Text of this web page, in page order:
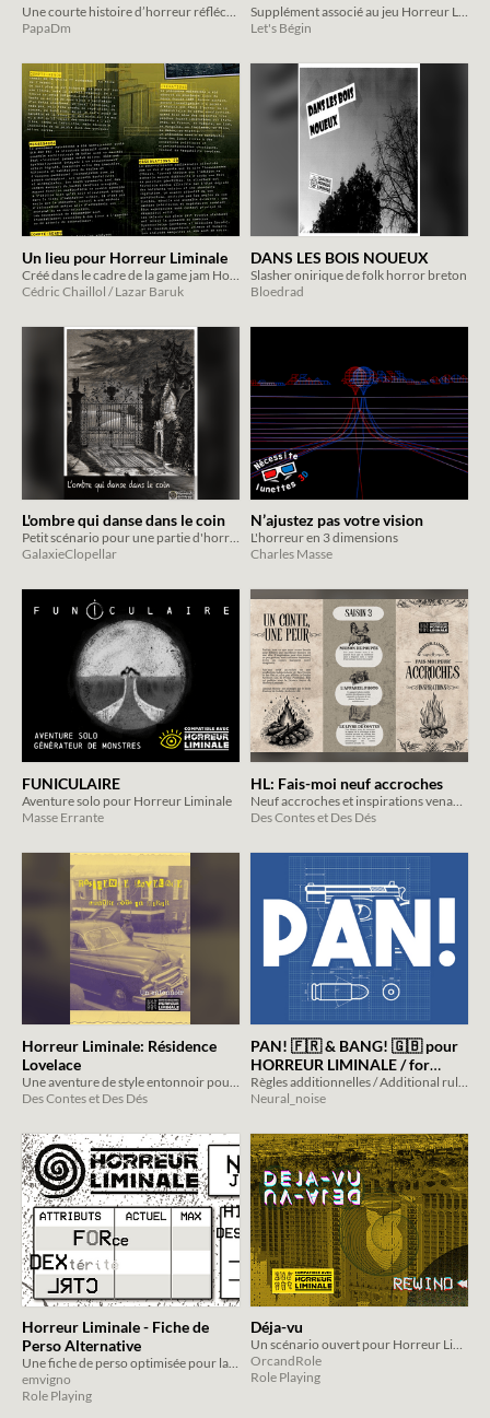
Une courte histoire d’horreur réfléchie pour 1 joueur et 1 meneur de jeu.
PapaDm
Supplément associé au jeu Horreur Liminale
Let's Bégin
Un lieu pour Horreur Liminale
Cédric Chaillol / Lazar Baruk
DANS LES BOIS NOUEUX
Slasher onirique de folk horror breton
Bloedrad
L'ombre qui danse dans le coin
Petit scénario pour une partie d'horreur liminale
GalaxieClopellar
N’ajustez pas votre vision
L'horreur en 3 dimensions
Charles Masse
FUNICULAIRE
Aventure solo pour Horreur Liminale
Masse Errante
HL: Fais-moi neuf accroches
Des Contes et Des Dés
Horreur Liminale: Résidence
Lovelace
Des Contes et Des Dés
PAN! 🇫🇷 & BANG! 🇬🇧 pour
HORREUR LIMINALE / for
LIMINAL HORROR
Neural_noise
Horreur Liminale - Fiche de
Perso Alternative
Une fiche de perso optimisée pour la version franco, lisibilité liminale et malaise de courtoisie
emvigno
Role Playing
Déja-vu
Un scénario ouvert pour Horreur Liminale - Affrontez vos démons.
OrcandRole
Role Playing